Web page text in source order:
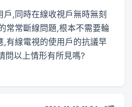
,同時在線收視戶無時無刻
常常斷線問題,根本不需要輪
,有線電視的使用戶的抗議早
問以上情形有所見嗎?